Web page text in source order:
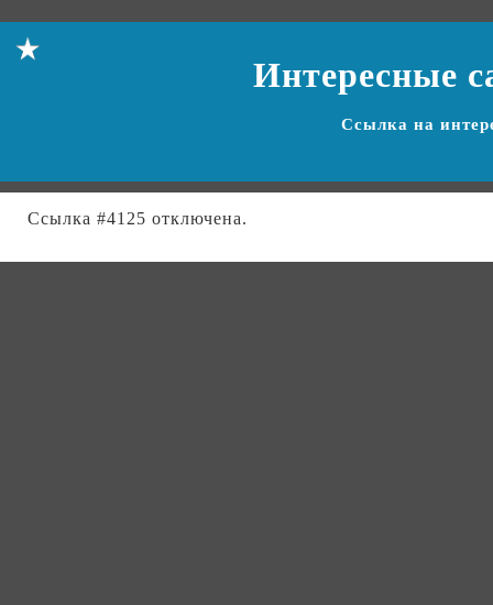
Интересные
Ссылка на
Ссылка #4125 отключена.